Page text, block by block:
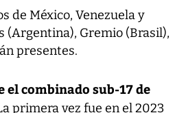
de México, Venezuela y
(Argentina), Gremio (Brasil),
presentes.
el combinado sub-17 de
primera vez fue en el 2023